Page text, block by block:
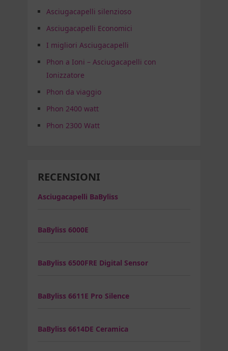
Asciugacapelli silenzioso
Asciugacapelli Economici
I migliori Asciugacapelli
Phon a Ioni – Asciugacapelli con
Ionizzatore
Phon da viaggio
Phon 2400 watt
Phon 2300 Watt
RECENSIONI
Asciugacapelli BaByliss
BaByliss 6000E
BaByliss 6500FRE Digital Sensor
BaByliss 6611E Pro Silence
BaByliss 6614DE Ceramica